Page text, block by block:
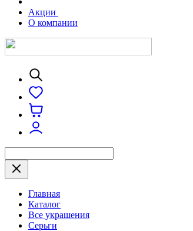
Акции
О компании
Главная
Каталог
Все украшения
Серьги